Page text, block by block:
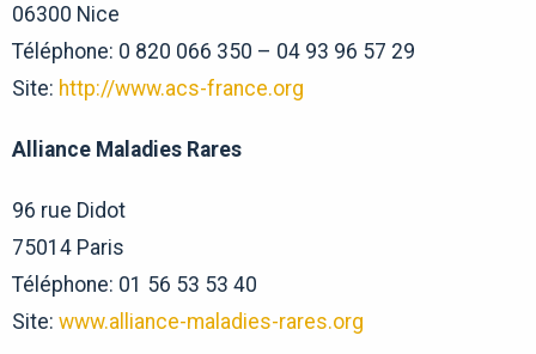
06300 Nice
Téléphone: 0 820 066 350 – 04 93 96 57 29
Site: http://www.acs-france.org
Alliance Maladies Rares
96 rue Didot
75014 Paris
Téléphone: 01 56 53 53 40
Site: www.alliance-maladies-rares.org